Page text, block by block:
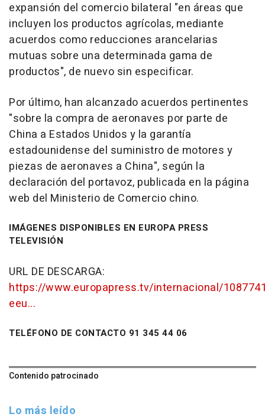
expansión del comercio bilateral "en áreas que
incluyen los productos agrícolas, mediante
acuerdos como reducciones arancelarias
mutuas sobre una determinada gama de
productos", de nuevo sin especificar.
Por último, han alcanzado acuerdos pertinentes
"sobre la compra de aeronaves por parte de
China a Estados Unidos y la garantía
estadounidense del suministro de motores y
piezas de aeronaves a China", según la
declaración del portavoz, publicada en la página
web del Ministerio de Comercio chino.
IMÁGENES DISPONIBLES EN EUROPA PRESS
TELEVISIÓN
URL DE DESCARGA:
https://www.europapress.tv/internacional/
eeu...
TELÉFONO DE CONTACTO 91 345 44 06
Contenido patrocinado
Lo más leído